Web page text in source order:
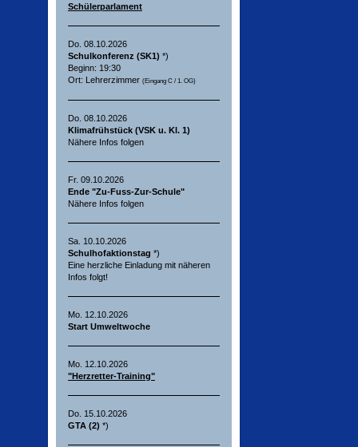
Schülerparlament
Do. 08.10.2026
Schulkonferenz (SK1) *)
Beginn: 19:30
Ort: Lehrerzimmer (Eingang C / 1. OG)
Do. 08.10.2026
Klimafrühstück (VSK u. Kl. 1)
Nähere Infos folgen
Fr. 09.10.2026
Ende "Zu-Fuss-Zur-Schule"
Nähere Infos folgen
Sa. 10.10.2026
Schulhofaktionstag *)
Eine herzliche Einladung mit näheren
Infos folgt!
Mo. 12.10.2026
Start Umweltwoche
Mo. 12.10.2026
"Herzretter-Training"
Do. 15.10.2026
GTA (2) *)